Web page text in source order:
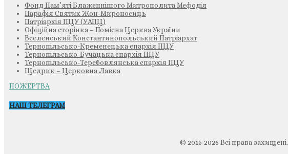
Фонд Пам’яті Блаженнішого Митрополита Мефодія
Парафія Святих Жон-Мироносиць
Патріархія ПЦУ (УАПЦ)
Офіційна сторінка – Помісна Церква України
Вселенський Константинопольський Патріархат
Тернопільсько-Кременецька єпархія ПЦУ
Тернопільсько-Бучацька єпархія ПЦУ
Тернопільсько-Теребовлянська єпархія ПЦУ
Щедрик – Церковна Лавка
ПОЖЕРТВА
НАШ ТЕЛЕГРАМ
© 2015-2026 Всі права захищені.